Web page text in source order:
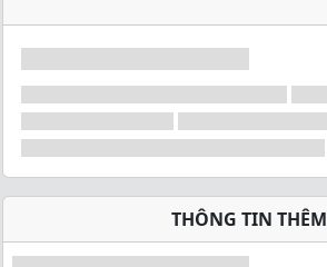
THÔNG TIN THÊM